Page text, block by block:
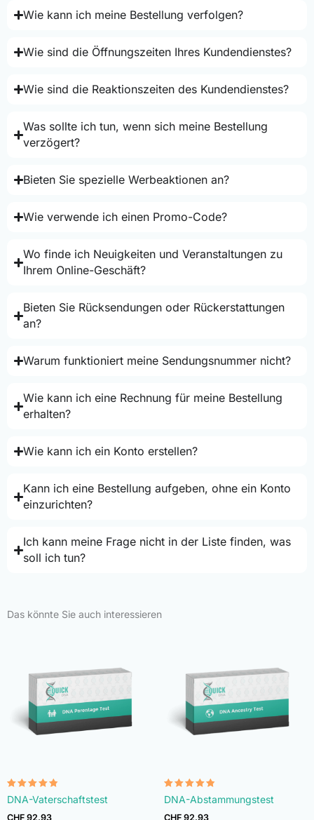
Wie kann ich meine Bestellung verfolgen?
Wie sind die Öffnungszeiten Ihres Kundendienstes?
Wie sind die Reaktionszeiten des Kundendienstes?
Was sollte ich tun, wenn sich meine Bestellung
verzögert?
Bieten Sie spezielle Werbeaktionen an?
Wie verwende ich einen Promo-Code?
Wo finde ich Neuigkeiten und Veranstaltungen zu
Ihrem Online-Geschäft?
Bieten Sie Rücksendungen oder Rückerstattungen
an?
Warum funktioniert meine Sendungsnummer nicht?
Wie kann ich eine Rechnung für meine Bestellung
erhalten?
Wie kann ich ein Konto erstellen?
Kann ich eine Bestellung aufgeben, ohne ein Konto
einzurichten?
Ich kann meine Frage nicht in der Liste finden, was
soll ich tun?
Das könnte Sie auch interessieren
Bewertet
mit
4.74
DNA-Vaterschaftstest
CHF 92.93
Bewertet
mit
4.74
DNA-Abstammungstest
CHF 92.93